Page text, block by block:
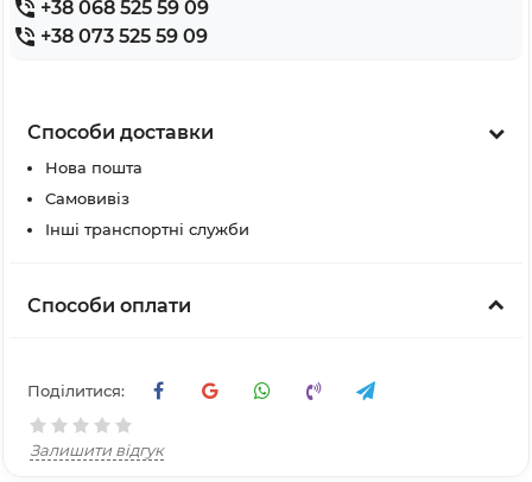
+38 068 525 59 09
+38 073 525 59 09
Способи доставки
Нова пошта
Самовивіз
Інші транспортні служби
Способи оплати
Поділитися:
Залишити відгук